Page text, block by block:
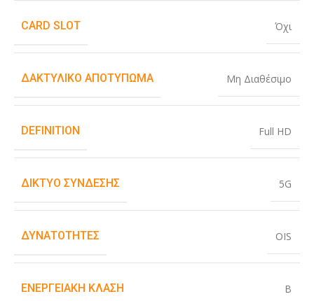
CARD SLOT Όχι
ΔΑΚΤΥΛΙΚΌ ΑΠΟΤΎΠΩΜΑ Μη Διαθέσιμο
DEFINITION Full HD
ΔΊΚΤΥΟ ΣΎΝΔΕΣΗΣ 5G
ΔΥΝΑΤΌΤΗΤΕΣ OIS
ΕΝΕΡΓΕΙΑΚΉ ΚΛΆΣΗ B